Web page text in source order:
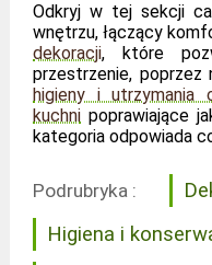
Odkryj w tej sekcji
wnętrzu, łączący
dekoracji, które
przestrzenie, poprzez
higieny i utrzymania
kuchni poprawiające
kategoria odpowiada
Podrubryka :
Higiena i